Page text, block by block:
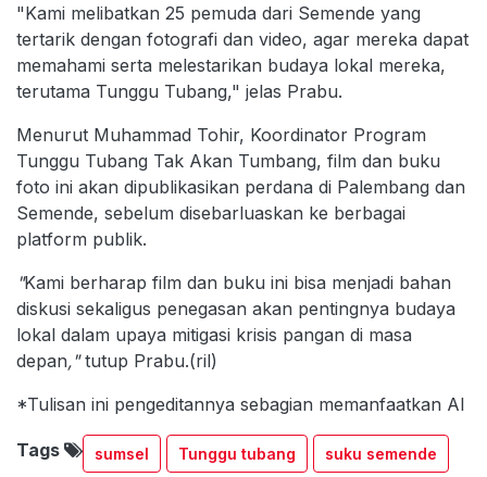
"Kami melibatkan 25 pemuda dari Semende yang
tertarik dengan fotografi dan video, agar mereka dapat
memahami serta melestarikan budaya lokal mereka,
terutama Tunggu Tubang," jelas Prabu.
Menurut Muhammad Tohir, Koordinator Program
Tunggu Tubang Tak Akan Tumbang, film dan buku
foto ini akan dipublikasikan perdana di Palembang dan
Semende, sebelum disebarluaskan ke berbagai
platform publik.
"Kami berharap film dan buku ini bisa menjadi bahan
diskusi sekaligus penegasan akan pentingnya budaya
lokal dalam upaya mitigasi krisis pangan di masa
depan,"tutup Prabu.(ril)
*Tulisan ini pengeditannya sebagian memanfaatkan AI
Tags sumsel Tunggu tubang suku semende